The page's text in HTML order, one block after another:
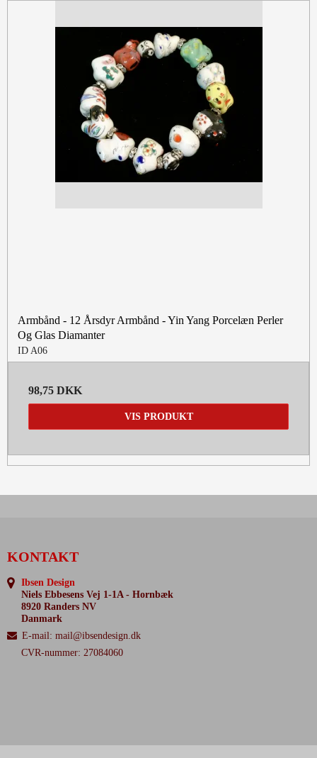
Armbånd - 12 Årsdyr Armbånd - Yin Yang Porcelæn Perler
Og Glas Diamanter
ID A06
98,75 DKK
VIS PRODUKT
KONTAKT
Ibsen Design
Niels Ebbesens Vej 1-1A - Hornbæk
8920 Randers NV
Danmark
E-mail: mail@ibsendesign.dk
CVR-nummer: 27084060